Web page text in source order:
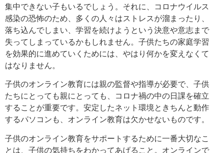
集中できない子もいるでしょう。それに、コロナウイルス
感染の恐怖のため、多くの人々はストレスが溜まったり、
落ち込んでしまい、学習を続けようという決意や意志まで
失ってしまっているかもしれません。子供たちの家庭学習
を効果的に進めていくためには、やはり何かを変えなくて
はなりません。
子供のオンライン教育には親の監督や指導が必要で、子供
たちにとっても親にとっても、コロナ禍の中の日課を確立
することが重要です。安定したネット環境ときちんと動作
するパソコンも、オンライン教育は欠かせないものです。
子供のオンライン教育をサポートするために一番大切なこ
とは、子供の気持ちをわかってあげること。オンラインで